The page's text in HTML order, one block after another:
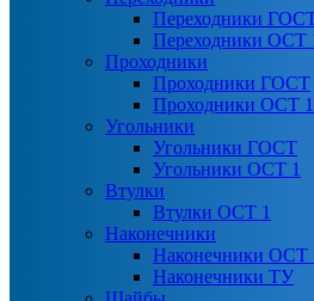
Переходники
Переходники ОСТ
Проходники
Проходники ГОСТ
Проходники ОСТ 1
Угольники
Угольники ГОСТ
Угольники ОСТ 1
Втулки
Втулки ОСТ 1
Наконечники
Наконечники ОСТ
Наконечники ТУ